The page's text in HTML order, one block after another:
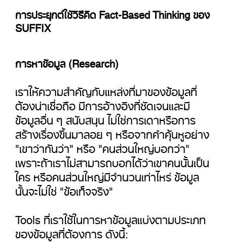
การประยุกต์ใช้วิธีคิด Fact-Based Thinking ของ
SUFFIX
การหาข้อมูล (Research)
เราให้ความสำคัญกับแหล่งที่มาของข้อมูลที่
ต้องน่าเชื่อถือ มีการอ้างอิงที่ชัดเจนและมี
ข้อมูลอื่น ๆ สนับสนุน ไม่ใช่การเดาหรือการ
สร้างเรื่องขึ้นมาลอย ๆ หรือจากคำคุ้นหูอย่าง
"เขาว่ากันว่า" หรือ "คนส่วนใหญ่บอกว่า"
เพราะถ้าเราไม่สามารถบอกได้ว่าเขาคนนั้นเป็น
ใคร หรือคนส่วนใหญ่มีจำนวนเท่าไหร่ ข้อมูล
นั้นจะไม่ใช่ "ข้อเท็จจริง"
Tools ที่เราใช้ในการหาข้อมูลแบ่งตามประเภท
ของข้อมูลที่ต้องการ ดังนี้: